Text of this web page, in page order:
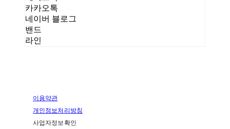
카카오톡
네이버 블로그
밴드
라인
이용약관
개인정보처리방침
사업자정보확인